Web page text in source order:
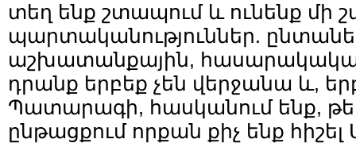
տեղ ենք շտապում և ունենք մի
պարտականություններ.
աշխատանքային,
դրանք երբեք չեն վերջանա և,
Պատարագի, հասկանում ենք,
ընթացքում որքան քիչ ենք